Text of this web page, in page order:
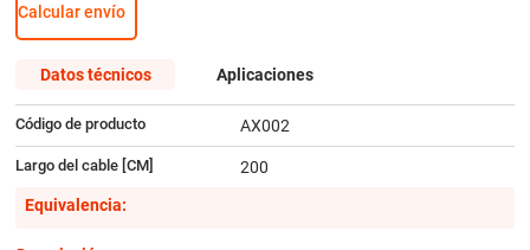
Calcular envío
Datos técnicos Aplicaciones
Código de producto AX002
Largo del cable [CM]
200
Equivalencia: